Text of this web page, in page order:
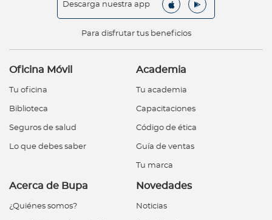
Descarga nuestra app
Para disfrutar tus beneficios
Oficina Móvil
Tu oficina
Biblioteca
Seguros de salud
Lo que debes saber
Academia
Tu academia
Capacitaciones
Código de ética
Guía de ventas
Tu marca
Acerca de Bupa
¿Quiénes somos?
Novedades
Noticias